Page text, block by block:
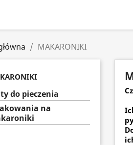
MAKARONIKI
do pieczenia
na